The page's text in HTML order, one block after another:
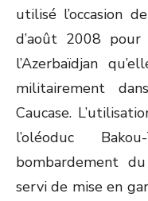
utilisé l’occasion
d’août 2008
l’Azerbaïdjan
militairement
Caucase.
l’oléoduc
bombardement
servi de mise en